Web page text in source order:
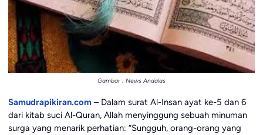
Gambar : News Andalas
Samudrapikiran.com– Dalam surat Al-Insan ayat ke-5 dan 6
dari kitab suci Al-Quran, Allah menyinggung sebuah minuman
surga yang menarik perhatian: “Sungguh, orang-orang yang